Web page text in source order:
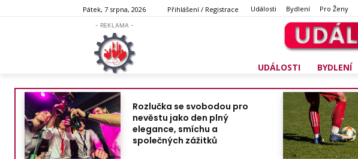
Pátek, 7 srpna, 2026 Přihlášení / Registrace Události Bydlení Pro Ženy
- REKLAMA -
UDÁLOSTI BYDLENÍ
Rozlučka se svobodou pro
nevěstu jako den plný
elegance, smíchu a
společných zážitků